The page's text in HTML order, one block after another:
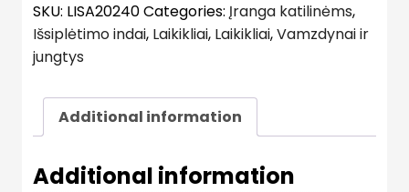
SKU: LISA20240Categories: Įranga katilinėms,
Išsiplėtimo indai, Laikikliai, Laikikliai,Vamzdynai ir
jungtys
Additional information
Additional information